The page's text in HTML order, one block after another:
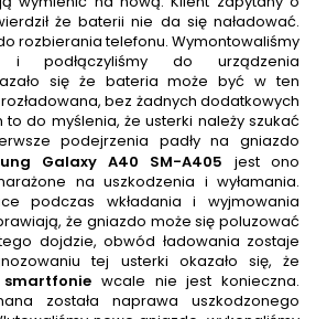
że baterii nie da się naładować.
rozbierania telefonu. Wymontowaliśmy
do urządzenia
się że bateria może być w ten
bez żadnych dodatkowych
to do myślenia, że usterki należy szukać
podejrzenia padły na gniazdo
Galaxy A40 SM-A405
jest ono
na uszkodzenia i wyłamania.
podczas wkładania i wyjmowania
że gniazdo może się poluzować
dojdzie, obwód ładowania zostaje
tej usterki okazało się, że
wcale nie jest konieczna.
została naprawa uszkodzonego